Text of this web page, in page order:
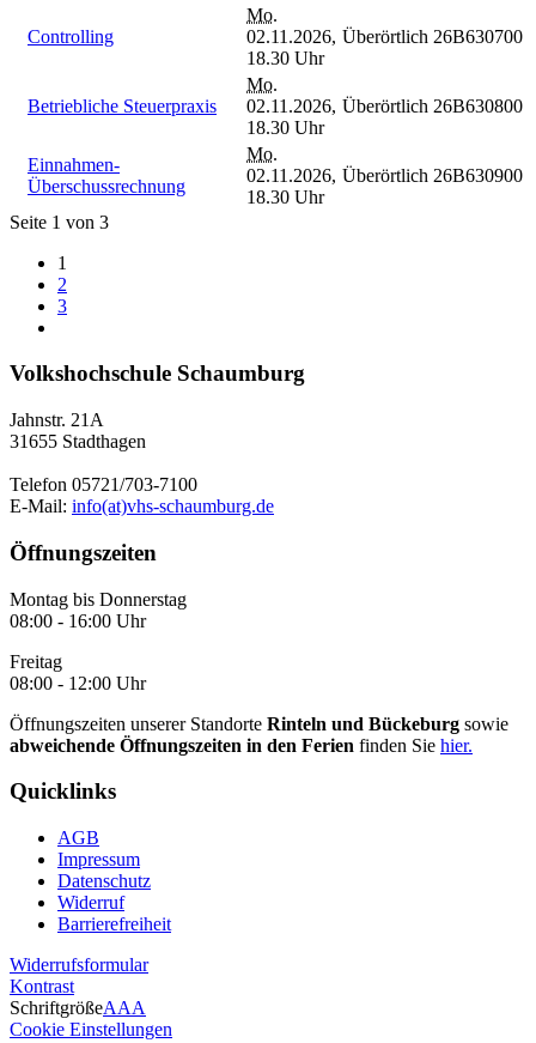
Controlling
Mo.
02.11.2026,
18.30 Uhr
Überörtlich 26B630700
Betriebliche Steuerpraxis
Mo.
02.11.2026,
18.30 Uhr
Überörtlich 26B630800
Einnahmen-
Überschussrechnung
Mo.
02.11.2026,
18.30 Uhr
Überörtlich 26B630900
Seite 1 von 3
1
2
3
Volkshochschule Schaumburg
Jahnstr. 21A
31655 Stadthagen
Telefon 05721/703-7100
E-Mail: info(at)vhs-schaumburg.de
Öffnungszeiten
Montag bis Donnerstag
08:00 - 16:00 Uhr
Freitag
08:00 - 12:00 Uhr
Öffnungszeiten unserer Standorte Rinteln und Bückeburg sowie
abweichende Öffnungszeiten in den Ferien finden Sie hier.
Quicklinks
AGB
Impressum
Datenschutz
Widerruf
Barrierefreiheit
Widerrufsformular
Kontrast
SchriftgrößeAAA
Cookie Einstellungen